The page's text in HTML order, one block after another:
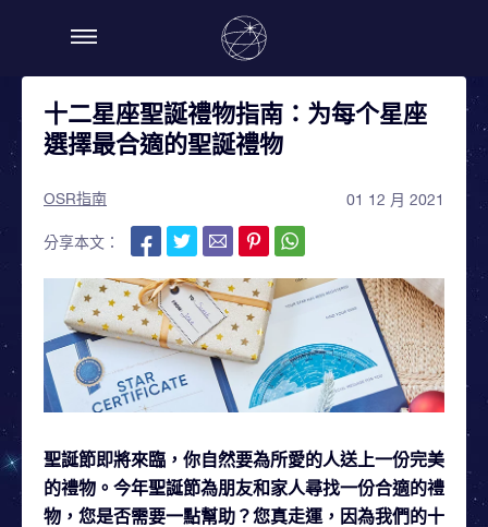
十二星座聖誕禮物指南：为每个星座
選擇最合適的聖誕禮物
OSR指南 01 12 月 2021
分享本文：
聖誕節即將來臨，你自然要為所愛的人送上一份完美
的禮物。今年聖誕節為朋友和家人尋找一份合適的禮
物，您是否需要一點幫助？您真走運，因為我們的十